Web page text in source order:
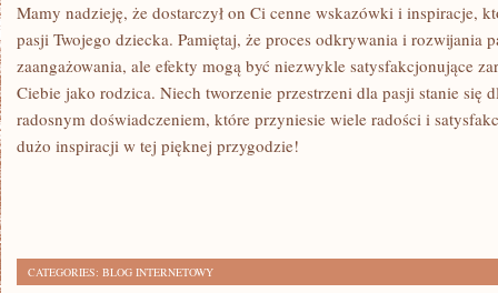
Mamy nadzieję,‌ że ⁢dostarczył on‍ Ci cenne ‌wskazówki i ​inspiracje,
pasji Twojego dziecka. Pamiętaj, że⁣ proces odkrywania ‍i rozwijania
zaangażowania,​ ale efekty mogą być ​niezwykle satysfakcjonujące‍
Ciebie jako ⁤rodzica. ⁣Niech tworzenie przestrzeni dla pasji‍ stanie⁤ się
radosnym doświadczeniem, które przyniesie wiele ​radości i
⁣dużo inspiracji w tej pięknej przygodzie!
CATEGORIES: BLOG INTERNETOWY